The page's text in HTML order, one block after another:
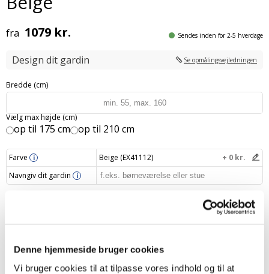
Denne hjemmeside bruger cookies
Vi bruger cookies til at tilpasse vores indhold og til at
fra 1079 kr. Sendes inden for 2-5 hverdage
Design dit gardin Se opmålingsvejledningen
Bredde (cm)
Vælg max højde (cm)
op til 175 cm op til 210 cm
Farve i Beige (EX41112)
+ 0 kr.
Navngiv dit gardin
i
Din pris1079 kr.